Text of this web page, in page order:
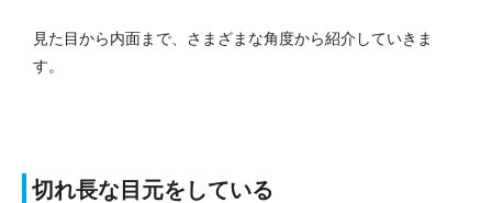
見た目から内面まで、さまざまな角度から紹介していきま
す。
切れ長な目元をしている